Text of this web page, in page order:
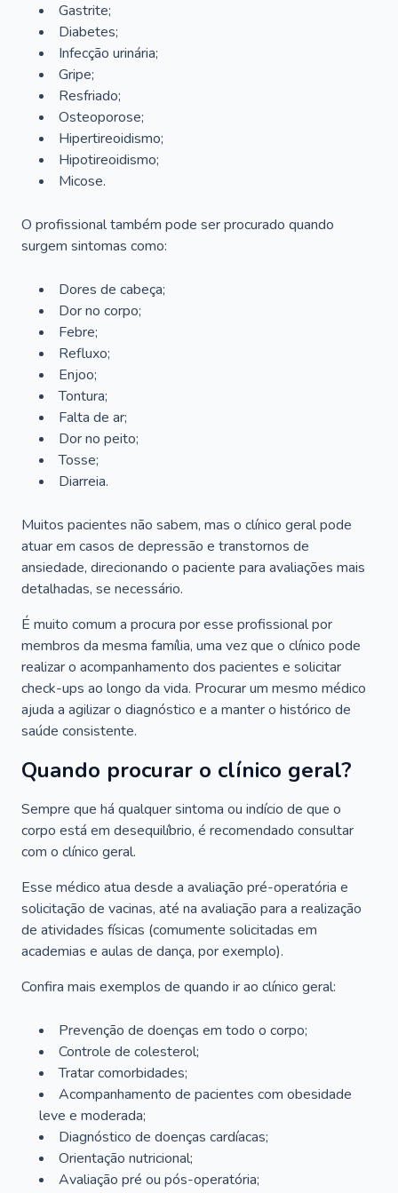
Gastrite;
Diabetes;
Infecção urinária;
Gripe;
Resfriado;
Osteoporose;
Hipertireoidismo;
Hipotireoidismo;
Micose.
O profissional também pode ser procurado quando
surgem sintomas como:
Dores de cabeça;
Dor no corpo;
Febre;
Refluxo;
Enjoo;
Tontura;
Falta de ar;
Dor no peito;
Tosse;
Diarreia.
Muitos pacientes não sabem, mas o clínico geral pode
atuar em casos de depressão e transtornos de
ansiedade, direcionando o paciente para avaliações mais
detalhadas, se necessário.
É muito comum a procura por esse profissional por
membros da mesma família, uma vez que o clínico pode
realizar o acompanhamento dos pacientes e solicitar
check-ups ao longo da vida. Procurar um mesmo médico
ajuda a agilizar o diagnóstico e a manter o histórico de
saúde consistente.
Quando procurar o clínico geral?
Sempre que há qualquer sintoma ou indício de que o
corpo está em desequilíbrio, é recomendado consultar
com o clínico geral.
Esse médico atua desde a avaliação pré-operatória e
solicitação de vacinas, até na avaliação para a realização
de atividades físicas (comumente solicitadas em
academias e aulas de dança, por exemplo).
Confira mais exemplos de quando ir ao clínico geral:
Prevenção de doenças em todo o corpo;
Controle de colesterol;
Tratar comorbidades;
Acompanhamento de pacientes com obesidade
leve e moderada;
Diagnóstico de doenças cardíacas;
Orientação nutricional;
Avaliação pré ou pós-operatória;